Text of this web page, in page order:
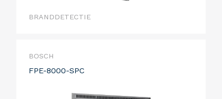
BRANDDETECTIE
BOSCH
FPE-8000-SPC